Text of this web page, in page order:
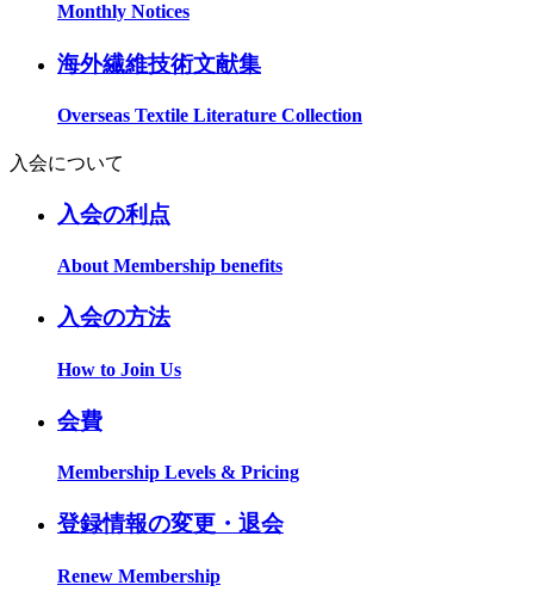
Monthly Notices
海外繊維技術文献集
Overseas Textile Literature Collection
入会について
入会の利点
About Membership benefits
入会の方法
How to Join Us
会費
Membership Levels & Pricing
登録情報の変更・退会
Renew Membership